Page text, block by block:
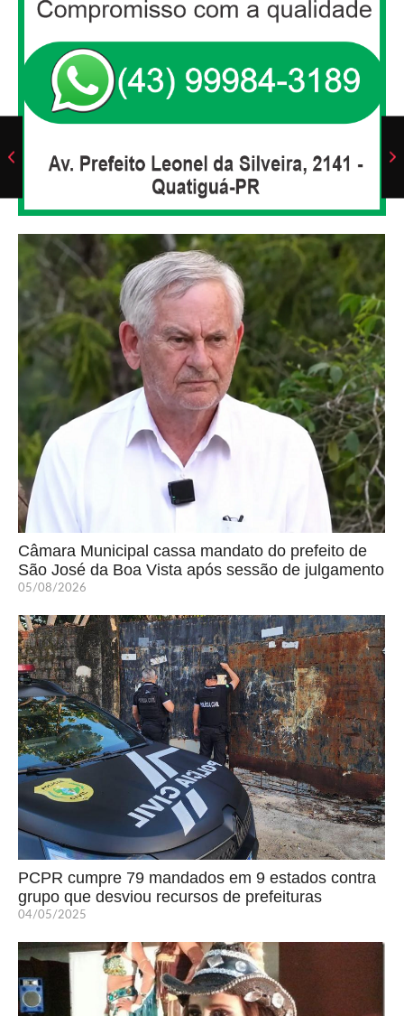
Câmara Municipal cassa mandato do prefeito de
São José da Boa Vista após sessão de julgamento
05/08/2026
PCPR cumpre 79 mandados em 9 estados contra
grupo que desviou recursos de prefeituras
04/05/2025